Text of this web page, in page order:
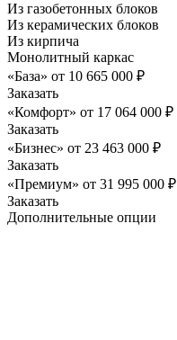
Из газобетонных блоков
Из керамических блоков
Из кирпича
Монолитный каркас
«База» от 10 665 000 ₽
Заказать
«Комфорт» от 17 064 000 ₽
Заказать
«Бизнес» от 23 463 000 ₽
Заказать
«Премиум» от 31 995 000 ₽
Заказать
Дополнительные опции